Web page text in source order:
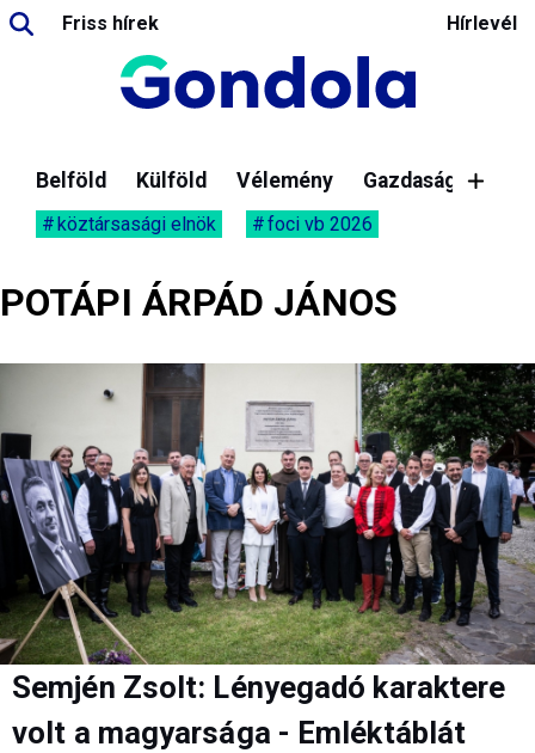
Friss hírek Hírlevél
Belföld Külföld Vélemény Gazdaság
köztársasági elnök foci vb 2026
POTÁPI ÁRPÁD JÁNOS
Semjén Zsolt: Lényegadó karaktere
volt a magyarsága - Emléktáblát